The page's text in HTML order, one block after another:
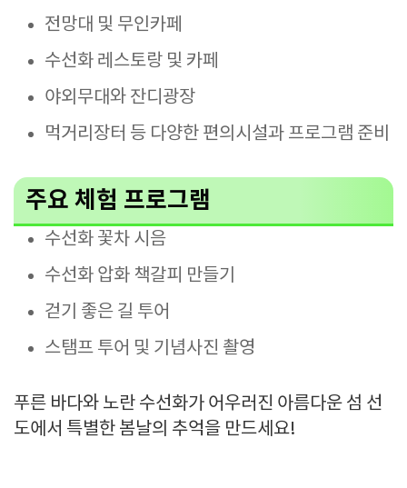
전망대 및 무인카페
수선화 레스토랑 및 카페
야외무대와 잔디광장
먹거리장터 등 다양한 편의시설과 프로그램 준비
주요 체험 프로그램
수선화 꽃차 시음
수선화 압화 책갈피 만들기
걷기 좋은 길 투어
스탬프 투어 및 기념사진 촬영
푸른 바다와 노란 수선화가 어우러진 아름다운 섬 선
도에서 특별한 봄날의 추억을 만드세요!